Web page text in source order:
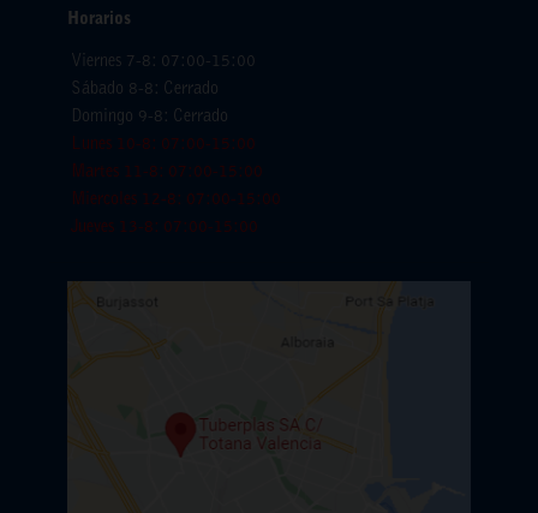
Horarios
Viernes 7-8: 07:00-15:00
Sábado 8-8: Cerrado
Domingo 9-8: Cerrado
Lunes 10-8: 07:00-15:00
Martes 11-8: 07:00-15:00
Miercoles 12-8: 07:00-15:00
Jueves 13-8: 07:00-15:00